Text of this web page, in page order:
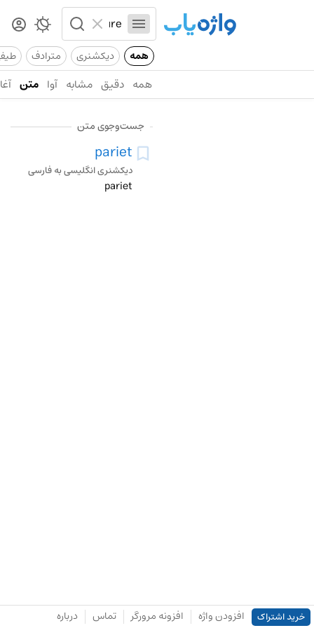
همه دیکشنری مترادف
همه دقیق مشابه آوا متن
جست‌وجوی متن
pariet
دیکشنری انگلیسی به فارسی
pariet
خرید اشتراک افزودن واژه افزونه مرورگر تماس درباره